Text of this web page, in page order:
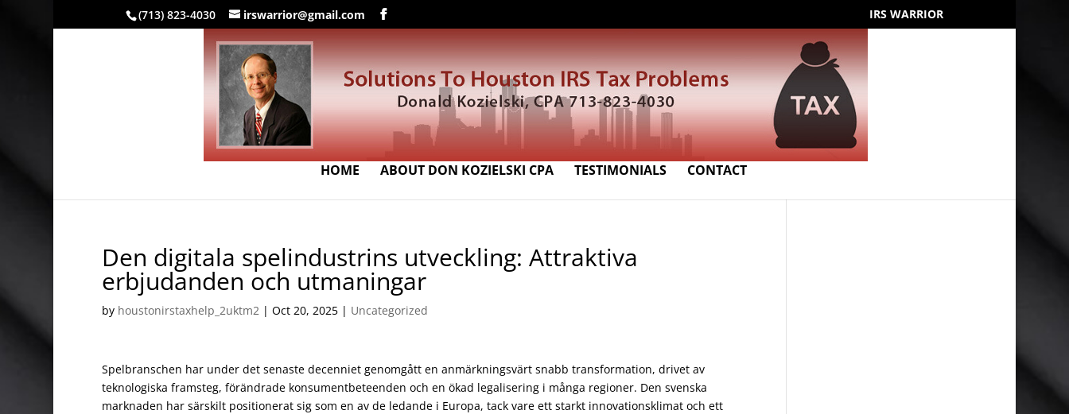
(713) 823-4030 irswarrior@gmail.com IRS WARRIOR
HOME ABOUT DON KOZIELSKI CPA TESTIMONIALS CONTACT
Den digitala spelindustrins utveckling: Attraktiva
erbjudanden och utmaningar
by houstonirstaxhelp_2uktm2| Oct 20, 2025| Uncategorized
Spelbranschen har under det senaste decenniet genomgått en anmärkningsvärt snabb transformation, drivet av
teknologiska framsteg, förändrade konsumentbeteenden och en ökad legalisering i många regioner. Den svenska
marknaden har särskilt positionerat sig som en av de ledande i Europa, tack vare ett starkt innovationsklimat och ett